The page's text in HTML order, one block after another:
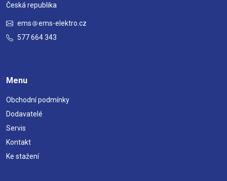
Česká republika
ems
ems-elektro.cz
577 664 343
Menu
Obchodní podmínky
Dodavatelé
Servis
Kontakt
Ke stažení